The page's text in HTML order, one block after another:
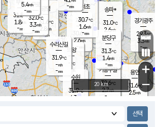
과천
30.6℃
2.6m/s
- mm
용인
31.6℃
2.5m/s
경기광주
29.3℃
3.3m/s
-mm
의왕
- ℃
m/s
mm
광명
31.6 ℃
2.8 m/s
-mm
부천
31.8℃
1.8m/s
-mm
구로
32.0℃
3.3m/s
-mm
송파*
31.0℃
2.6m/s
-mm
서초
30.7℃
1.6m/s
-mm
기흥구갈
32.6℃
2.7m/s
-
수리산길
31.9℃
-m/s
-mm
분당구
31.3℃
1.4m/s
-mm
5.4m/s
-mm
수원
31.9℃
4.3 m/s
-mm
+
−
20 km